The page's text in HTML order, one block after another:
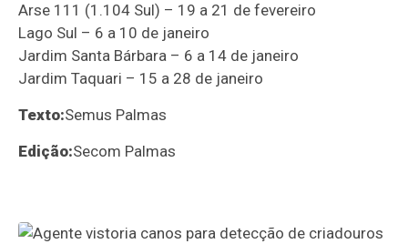
Arse 111 (1.104 Sul) – 19 a 21 de fevereiro
Lago Sul – 6 a 10 de janeiro
Jardim Santa Bárbara – 6 a 14 de janeiro
Jardim Taquari – 15 a 28 de janeiro
Texto:Semus Palmas
Edição:Secom Palmas